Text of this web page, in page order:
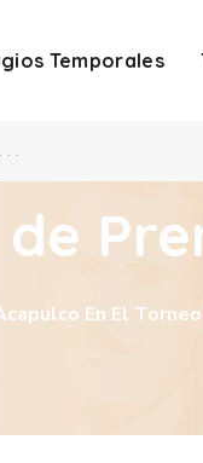
Temporales
. . .
En El